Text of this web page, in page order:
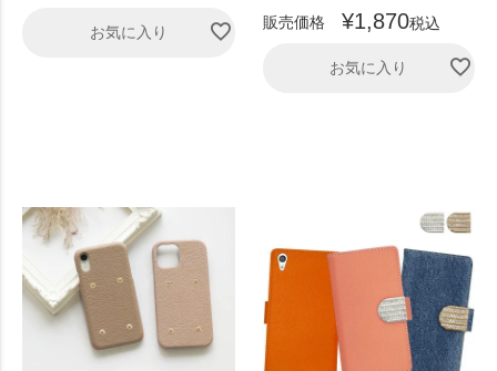
お気に入り
販売価格
¥1,870税込
お気に入り